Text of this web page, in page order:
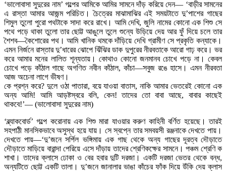
‘ভালোবাসা সুদুরের নাম’ গল্পের আমিকে আমির সামনে দাঁড় করিয়ে দেন— ‘বাড়ীর সামনের
এ রাস্তা আমার আজন্ম পরিচিত। চৈত্রের মাঝামাঝির এই সময়টাতে দু’পাশের গাছের
শিমুল তুলো পুরো পথটাকে সাদা করে রাখে। আমি দেখি, জুলি নামের কোনো এক শিশু সে
পথে পড়ে থাকা তুলো তার ছোট্ট আঙুলে তুলে শুন্যে উড়িয়ে দেয় আর ফুঁ দিয়ে চলে তার
শৈশব—কৈশোরের পথ। আমি খানিক থমকে দাঁড়িয়ে দেখি গ্রামীণ সে প্রকৃতি কন্যাকে।
এমন নির্জনে রাস্তার দু’ধারের ঝোপে ঝিঁঝির ডাক দুপুরের নীরবতাকে আরো গাঢ় করে। ভর
করে আমার মনের লালিত শূন্যতায়। কোথাও কোনো জনমানব চোখে পড়ে না। কেবল
চোখে পড়ে কাঁঠাল গাছে অগণিত নবীন কাঁঠাল, কাঁচা—সবুজ রঙে হাসে। এমন নীরবতা
আজ অচেনা লাগে ভীষণ।
কে প্রশ্ন করে? দুলে ওঠা পাতারা, বয়ে যাওয়া বাতাস, নাকি আমার ভেতরেই কোনো এক
অন্য আমি! আমি আড়ষ্টস্বরে বলি, কেন! তাদের তো বাবা আছে, বাবার কাছেই
থাকবে!’— (ভালোবাসা সুদুরের নাম)
‘ব্ল্যাকবোর্ড’ গল্পে করোনায় এক শিশু মারা যাওয়ার করুণ কাহিনী বর্ণিত হয়েছে। তারই
সহপাঠী মানসিকভাবে অসুস্থ হয়ে যায়। সে স্বপ্নে তার সমবয়সী রঞ্জনাকে দেখতে পায়।
দেখতে পায়—‘দু’জনে সর্পিল ভঙ্গিমায় এক গাছ থেকে অন্য গাছের দূরত্ব দৌড়াতে
দৌড়াতে মাড়িয়ে বারান্দা পেরিয়ে এসে দাঁড়ায় তাদের শ্রেণিকক্ষের সামনে। পঞ্চম শ্রেণি ক
শাখা। তাদের ক্লাসে ঢোকা ও বের হবার দুটি দরজা। একটি দরজা ভেতর থেকে বন্ধ,
অন্যটিতে ছোট্ট একটি তালা। দু’জনে জানালার ভাঙা কাঁচের ফাঁক দিয়ে উঁকি দেয় ক্লাস